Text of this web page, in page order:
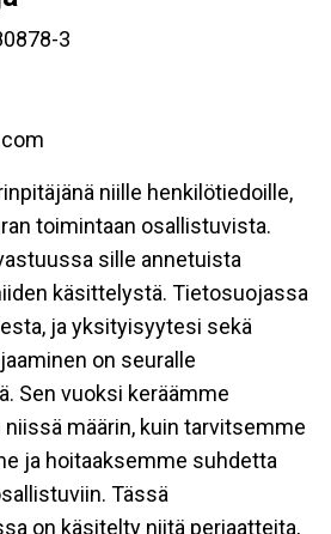
3
niille henkilötiedoille,
toimintaan osallistuvista.
sille annetuista
käsittelystä. Tietosuojassa
ja yksityisyytesi sekä
on seuralle
Sen vuoksi keräämme
määrin, kuin tarvitsemme
ja hoitaaksemme suhdetta
Tässä
on käsitelty niitä periaatteita,